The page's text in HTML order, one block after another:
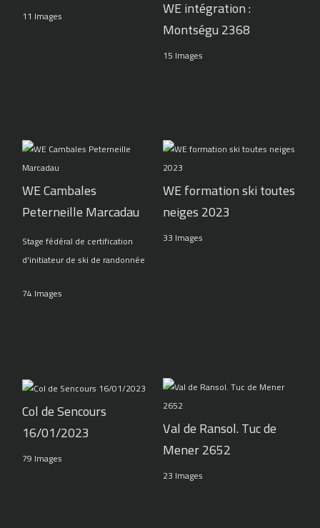
11 Images
WE intégration :
Montségu 2368
15 Images
WE Cambales
Peterneille Marcadau
Stage fédéral de certification
d'initiateur de ski de randonnée
74 Images
WE formation ski toutes
neiges 2023
33 Images
Col de Sencours
16/01/2023
79 Images
Val de Ransol. Tuc de
Mener 2652
23 Images